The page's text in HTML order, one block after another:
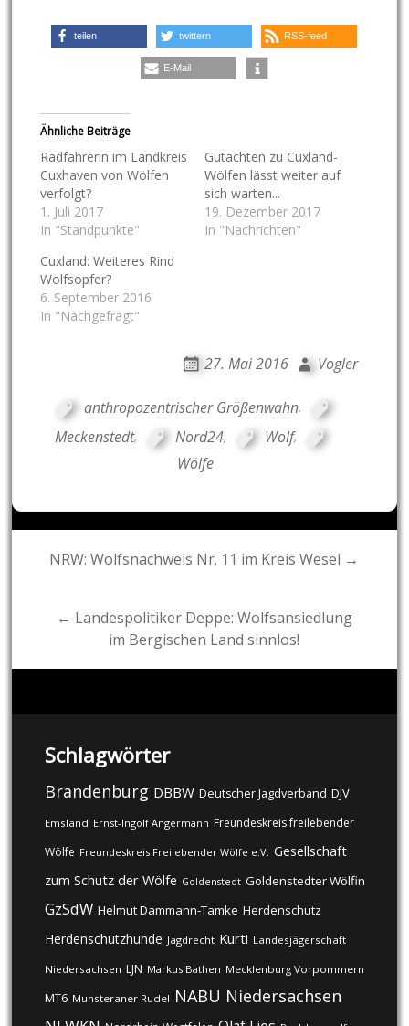
teilen twittern RSS-feed
E-Mail
Ähnliche Beiträge
Radfahrerin im Landkreis
Cuxhaven von Wölfen
verfolgt?
1. Juli 2017
In "Standpunkte"
Gutachten zu Cuxland-
Wölfen lässt weiter auf
sich warten...
19. Dezember 2017
In "Nachrichten"
Cuxland: Weiteres Rind
Wolfsopfer?
6. September 2016
In "Nachgefragt"
27. Mai 2016 Vogler
anthropozentrischer Größenwahn,
Meckenstedt, Nord24, Wolf,
Wölfe
Post
NRW: Wolfsnachweis Nr. 11 im Kreis Wesel →
← Landespolitiker Deppe: Wolfsansiedlung
im Bergischen Land sinnlos!
Schlagwörter
Brandenburg DBBW Deutscher Jagdverband DJV
Emsland Ernst-Ingolf Angermann Freundeskreis freilebender
Wölfe Freundeskreis Freilebender Wölfe e.V. Gesellschaft
zum Schutz der Wölfe Goldenstedt Goldenstedter Wölfin
GzSdW Helmut Dammann-Tamke Herdenschutz
Herdenschutzhunde Jagdrecht Kurti Landesjägerschaft
Niedersachsen LJN Markus Bathen Mecklenburg Vorpommern
MT6 Munsteraner Rudel NABU Niedersachsen